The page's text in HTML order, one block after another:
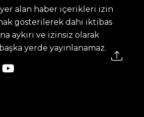
alan haber içerikleri izin
gösterilerek dahi iktibas
aykırı ve izinsiz olarak
yerde yayınlanamaz.